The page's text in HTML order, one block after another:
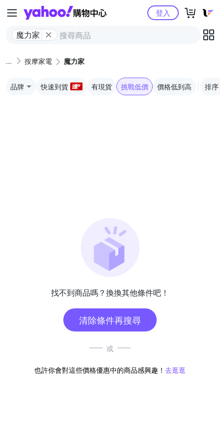
Yahoo購物中心
魔力家
登入
按摩家電 魔力家
品牌 快速到貨 有現貨 挑戰低價 價格低到高 排序
找不到商品嗎？換換其他條件吧！
清除條件再搜尋
或
也許你會對這些價格優惠中的商品感興趣！ 去逛逛